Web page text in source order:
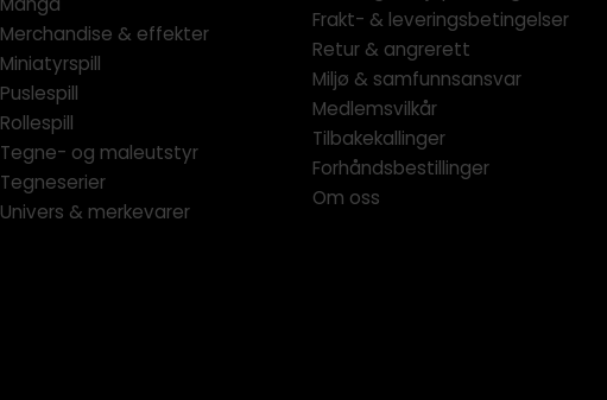
Merchandise & effekter
Miniatyrspill
Puslespill
Rollespill
Tegne- og maleutstyr
Tegneserier
Univers & merkevarer
Frakt- & leveringsbetingelser
Retur & angrerett
Miljø & samfunnsansvar
Medlemsvilkår
Tilbakekallinger
Forhåndsbestillinger
Om oss